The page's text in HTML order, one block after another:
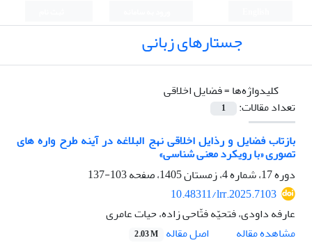
جستارهای زبانی
کلیدواژه‌ها =فضایل اخلاقی
تعداد مقالات:
1
بازتاب فضایل و رذایل اخلاقی نهج البلاغه در آینه طرح واره های
تصوری «با رویکرد معنی شناسی»
دوره 17، شماره 4، زمستان 1405، صفحه
103-137
10.48311/lrr.2025.7103
عارفه داودی، فتحیّه فتّاحی زاده، حیات عامری
مشاهده مقاله
اصل مقاله 2.03 M